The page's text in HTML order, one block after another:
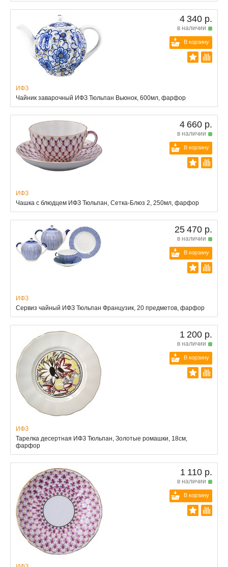
4 340 р.
в наличии
В корзину
ИФЗ
Чайник заварочный ИФЗ Тюльпан Вьюнок, 600мл, фарфор
4 660 р.
в наличии
В корзину
ИФЗ
Чашка с блюдцем ИФЗ Тюльпан, Сетка-Блюз 2, 250мл, фарфор
25 470 р.
в наличии
В корзину
ИФЗ
Сервиз чайный ИФЗ Тюльпан Французик, 20 предметов, фарфор
1 200 р.
в наличии
В корзину
ИФЗ
Тарелка десертная ИФЗ Тюльпан, Золотые ромашки, 18см,
фарфор
1 110 р.
в наличии
В корзину